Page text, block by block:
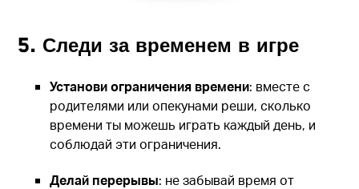
5. Следи за временем в игре
Установи ограничения времени: вместе с
родителями или опекунами реши, сколько
времени ты можешь играть каждый день, и
соблюдай эти ограничения.
Делай перерывы: не забывай время от